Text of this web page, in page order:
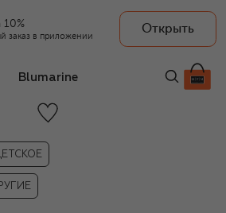
10%
заказ в приложении
Открыть
Blumarine